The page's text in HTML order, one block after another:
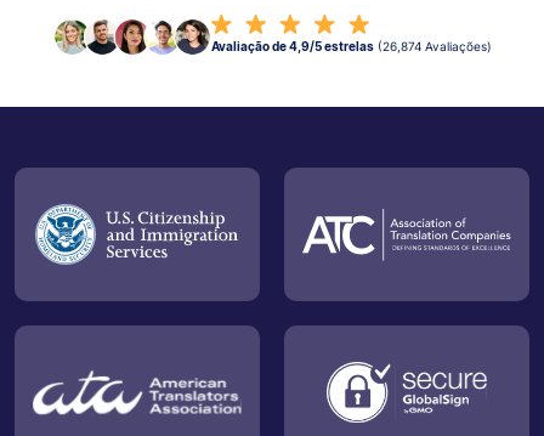
Avaliação de 4,9/5 estrelas (26,874 Avaliações)